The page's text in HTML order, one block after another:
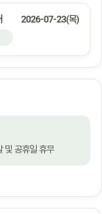
2026-07-23(목)
공휴일 휴무